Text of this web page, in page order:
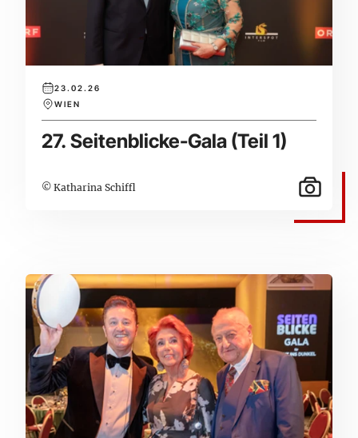
23.02.26
WIEN
27. Seitenblicke-Gala (Teil 1)
© Katharina Schiffl